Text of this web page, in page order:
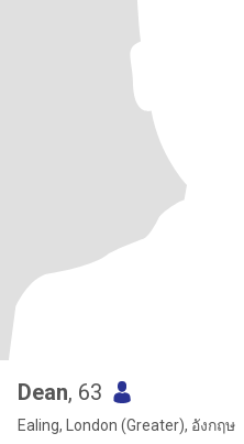
Dean, 63
Ealing, London (Greater), อังกฤษ